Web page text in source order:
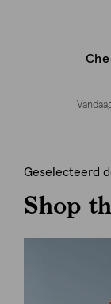
Geselecteerd
Shop